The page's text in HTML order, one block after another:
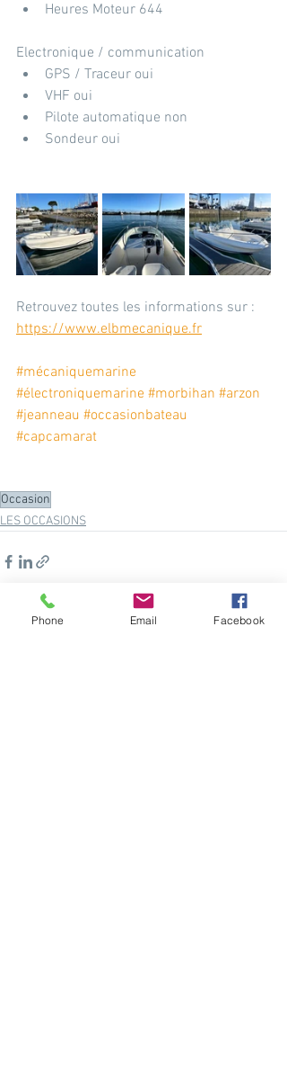
Heures Moteur 644
Electronique / communication
GPS / Traceur oui
VHF oui
Pilote automatique non
Sondeur oui
Retrouvez toutes les informations sur :
https://www.elbmecanique.fr
#mécaniquemarine
#électroniquemarine #morbihan #arzon
#jeanneau #occasionbateau
#capcamarat
Occasion
LES OCCASIONS
Posts récents Voir tout
Phone Email Facebook